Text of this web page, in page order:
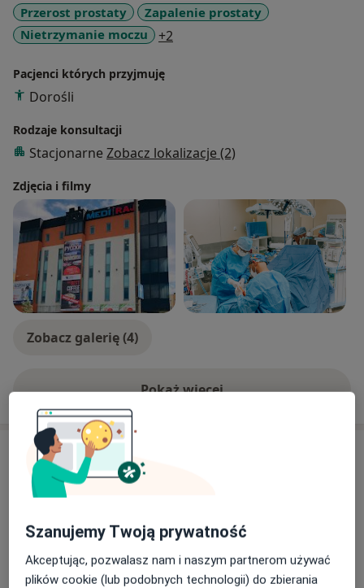
Przerost prostaty
Zapalenie prostaty
Nietrzymanie moczu
+2
Pacjenci których przyjmuję
Dorośli
Rodzaje konsultacji
Stacjonarne Zobacz lokalizacje (2)
Zdjęcia i filmy
Zobacz galerię (4)
Pokaż więcejo doświadczeniu
Usługi i ceny
Konsultacja urologiczna
Konsultacja urologiczna + USG
Od 350 zł Szczegóły Umów wizytę
Szanujemy Twoją prywatność
Akceptując, pozwalasz nam i naszym partnerom używać
plików cookie (lub podobnych technologii) do zbierania